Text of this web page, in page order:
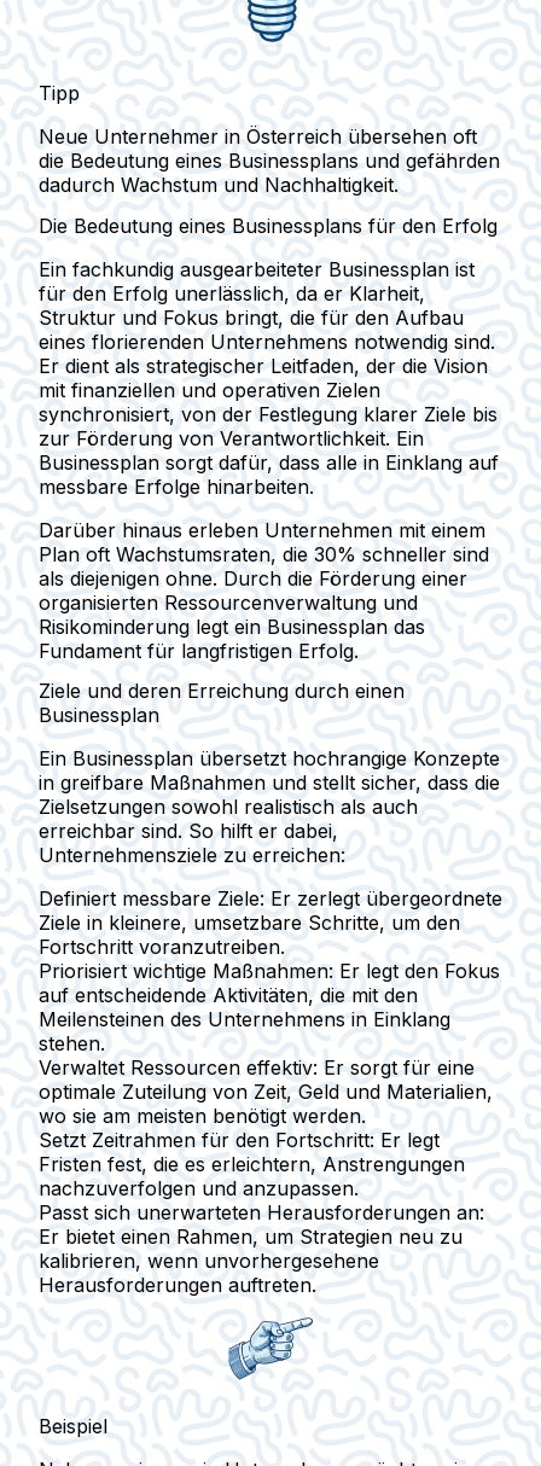
Tipp
Neue Unternehmer in Österreich übersehen oft
die Bedeutung eines Businessplans und gefährden
dadurch Wachstum und Nachhaltigkeit.
Die Bedeutung eines Businessplans für den Erfolg
Ein fachkundig ausgearbeiteter Businessplan ist
für den Erfolg unerlässlich, da er Klarheit,
Struktur und Fokus bringt, die für den Aufbau
eines florierenden Unternehmens notwendig sind.
Er dient als strategischer Leitfaden, der die Vision
mit finanziellen und operativen Zielen
synchronisiert, von der Festlegung klarer Ziele bis
zur Förderung von Verantwortlichkeit. Ein
Businessplan sorgt dafür, dass alle in Einklang auf
messbare Erfolge hinarbeiten.
Darüber hinaus erleben Unternehmen mit einem
Plan oft Wachstumsraten, die 30% schneller sind
als diejenigen ohne. Durch die Förderung einer
organisierten Ressourcenverwaltung und
Risikominderung legt ein Businessplan das
Fundament für langfristigen Erfolg.
Ziele und deren Erreichung durch einen
Businessplan
Ein Businessplan übersetzt hochrangige Konzepte
in greifbare Maßnahmen und stellt sicher, dass die
Zielsetzungen sowohl realistisch als auch
erreichbar sind. So hilft er dabei,
Unternehmensziele zu erreichen:
Definiert messbare Ziele: Er zerlegt übergeordnete
Ziele in kleinere, umsetzbare Schritte, um den
Fortschritt voranzutreiben.
Priorisiert wichtige Maßnahmen: Er legt den Fokus
auf entscheidende Aktivitäten, die mit den
Meilensteinen des Unternehmens in Einklang
stehen.
Verwaltet Ressourcen effektiv: Er sorgt für eine
optimale Zuteilung von Zeit, Geld und Materialien,
wo sie am meisten benötigt werden.
Setzt Zeitrahmen für den Fortschritt: Er legt
Fristen fest, die es erleichtern, Anstrengungen
nachzuverfolgen und anzupassen.
Passt sich unerwarteten Herausforderungen an:
Er bietet einen Rahmen, um Strategien neu zu
kalibrieren, wenn unvorhergesehene
Herausforderungen auftreten.
Beispiel